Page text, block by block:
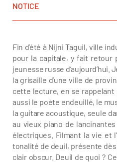
NOTICE
Fin d’été à Nijni Taguil, ville
pour la capitale, y fait retour
jeunesse russe
la grisaille d’une ville de
cette lecture, en se rappelant
aussi le poète endeuillé, le
la guitare acoustique, seule
au vieux piano de
électriques. Filmant la vie et
tonalité de deuil, présente dès
clair obscur. Deuil de quoi ?